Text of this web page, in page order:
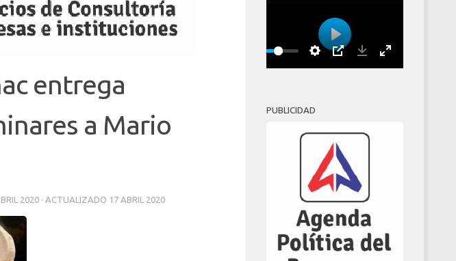
entrega
a Mario
2020 · ACTUALIZADO 17 ABRIL 2020
Play
PUBLICIDAD